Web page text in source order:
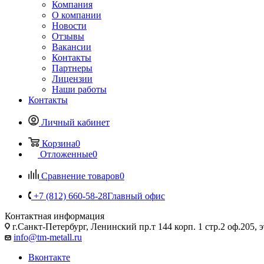
Компания
О компании
Новости
Отзывы
Вакансии
Контакты
Партнеры
Лицензии
Наши работы
Контакты
Личный кабинет
Корзина0
Отложенные0
Сравнение товаров0
+7 (812) 660-58-28Главный офис
Контактная информация
г.Санкт-Петербург, Ленинский пр.т 144 корп. 1 стр.2 оф.205,
info@tm-metall.ru
Вконтакте